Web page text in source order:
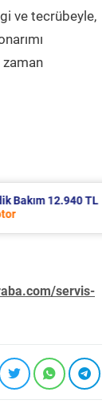
ve tecrübeyle,
TL
servis-